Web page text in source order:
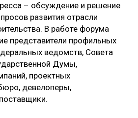
– обсуждение и решение
развития отрасли
В работе форума
представители профильных
ведомств, Совета
Думы,
проектных
девелоперы,